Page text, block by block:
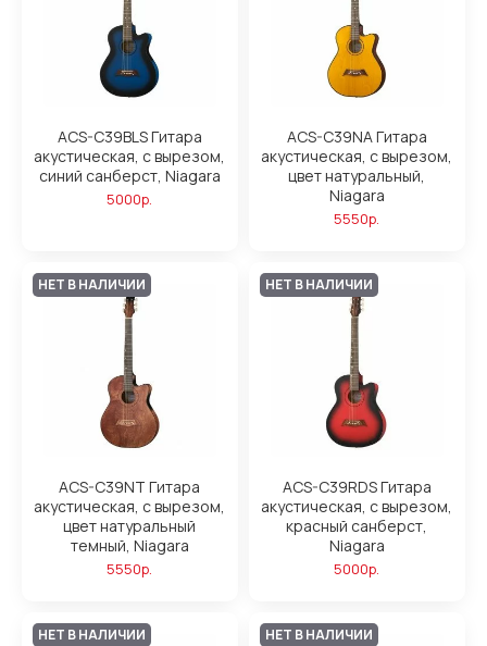
ACS-C39BLS Гитара
акустическая, с вырезом,
синий санберст, Niagara
5000р.
ACS-C39NA Гитара
акустическая, с вырезом,
цвет натуральный,
Niagara
5550р.
НЕТ В НАЛИЧИИ
ACS-C39NT Гитара
акустическая, с вырезом,
цвет натуральный
темный, Niagara
5550р.
НЕТ В НАЛИЧИИ
ACS-C39RDS Гитара
акустическая, с вырезом,
красный санберст,
Niagara
5000р.
НЕТ В НАЛИЧИИ НЕТ В НАЛИЧИИ